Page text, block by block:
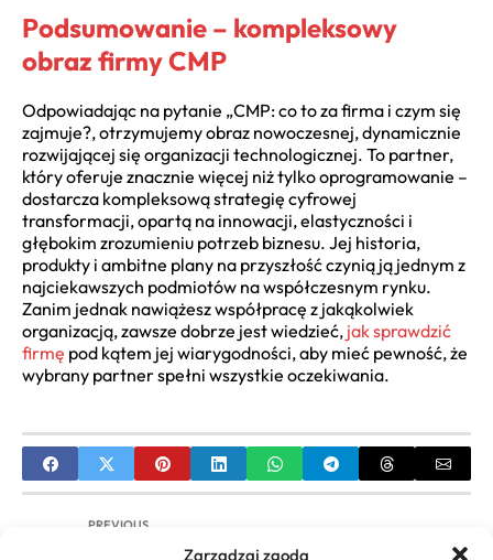
Zarządzaj zgodą
Podsumowanie – kompleksowy
obraz firmy CMP
Odpowiadając na pytanie „CMP: co to za firma i czym się
zajmuje?, otrzymujemy obraz nowoczesnej, dynamicznie
rozwijającej się organizacji technologicznej. To partner,
który oferuje znacznie więcej niż tylko oprogramowanie –
dostarcza kompleksową strategię cyfrowej
transformacji, opartą na innowacji, elastyczności i
głębokim zrozumieniu potrzeb biznesu. Jej historia,
produkty i ambitne plany na przyszłość czynią ją jednym z
najciekawszych podmiotów na współczesnym rynku.
Zanim jednak nawiążesz współpracę z jakąkolwiek
organizacją, zawsze dobrze jest wiedzieć, jak sprawdzić
firmę pod kątem jej wiarygodności, aby mieć pewność, że
wybrany partner spełni wszystkie oczekiwania.
PREVIOUS